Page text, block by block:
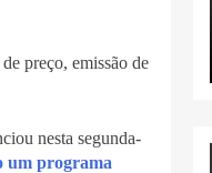
preço, emissão de
nesta segunda-
um programa